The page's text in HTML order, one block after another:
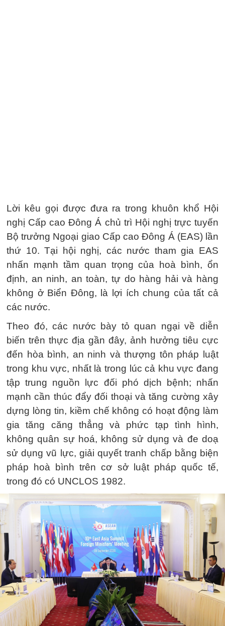
Lời kêu gọi được đưa ra trong khuôn khổ Hội
nghị Cấp cao Đông Á chủ trì Hội nghị trực tuyến
Bộ trưởng Ngoại giao Cấp cao Đông Á (EAS) lần
thứ 10. Tại hội nghị, các nước tham gia EAS
nhấn mạnh tầm quan trọng của hoà bình, ổn
định, an ninh, an toàn, tự do hàng hải và hàng
không ở Biển Đông, là lợi ích chung của tất cả
các nước.
Theo đó, các nước bày tỏ quan ngại về diễn
biến trên thực địa gần đây, ảnh hưởng tiêu cực
đến hòa bình, an ninh và thượng tôn pháp luật
trong khu vực, nhất là trong lúc cả khu vực đang
tập trung nguồn lực đối phó dịch bệnh; nhấn
mạnh cần thúc đẩy đối thoại và tăng cường xây
dựng lòng tin, kiềm chế không có hoạt động làm
gia tăng căng thẳng và phức tạp tình hình,
không quân sự hoá, không sử dụng và đe doạ
sử dụng vũ lực, giải quyết tranh chấp bằng biện
pháp hoà bình trên cơ sở luật pháp quốc tế,
trong đó có UNCLOS 1982.